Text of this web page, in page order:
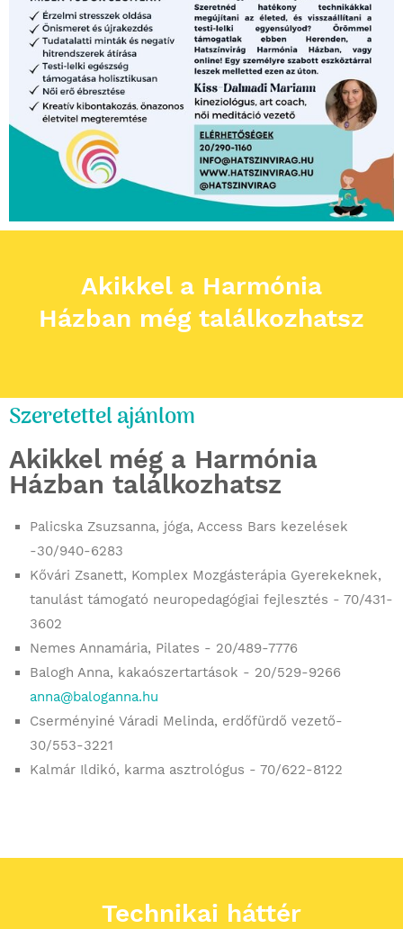
Akikkel a Harmónia
Házban még találkozhatsz
Szeretettel ajánlom
Akikkel még a Harmónia
Házban találkozhatsz
Palicska Zsuzsanna, jóga, Access Bars kezelések
-30/940-6283
Kővári Zsanett, Komplex Mozgásterápia Gyerekeknek,
tanulást támogató neuropedagógiai fejlesztés - 70/431-
3602
Nemes Annamária, Pilates - 20/489-7776
Balogh Anna, kakaószertartások - 20/529-9266
anna@baloganna.hu
Cserményiné Váradi Melinda, erdőfürdő vezető-
30/553-3221
Kalmár Ildikó, karma asztrológus - 70/622-8122
Technikai háttér